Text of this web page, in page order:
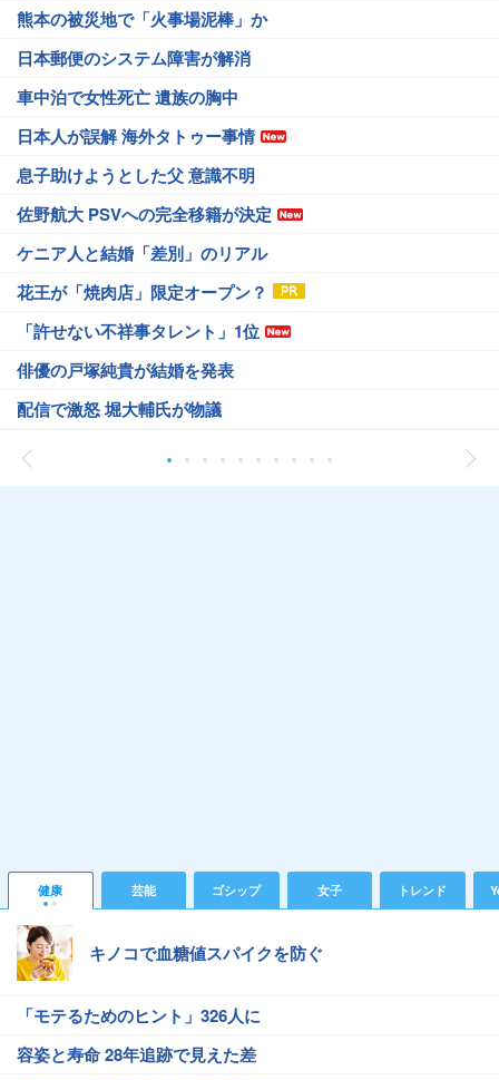
熊本の被災地で「火事場泥棒」か
日本郵便のシステム障害が解消
車中泊で女性死亡 遺族の胸中
日本人が誤解 海外タトゥー事情
息子助けようとした父 意識不明
佐野航大 PSVへの完全移籍が決定
ケニア人と結婚「差別」のリアル
花王が「焼肉店」限定オープン？
「許せない不祥事タレント」1位
俳優の戸塚純貴が結婚を発表
配信で激怒 堀大輔氏が物議
健康 芸能 ゴシップ 女子 トレンド
キノコで血糖値スパイクを防ぐ
「モテるためのヒント」326人に
容姿と寿命 28年追跡で見えた差